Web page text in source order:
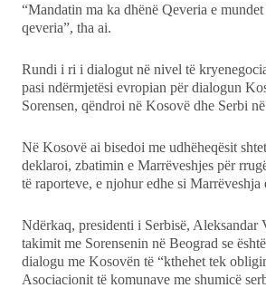
“Mandatin ma ka dhënë Qeveria e mundet
qeveria”, tha ai.
Rundi i ri i dialogut në nivel të
pasi ndërmjetësi evropian për dialogun
Sorensen, qëndroi në Kosovë dhe Serbi
Në Kosovë ai bisedoi me udhëheqësit
deklaroi, zbatimin e Marrëveshjes për
të raporteve, e njohur edhe si Marrëveshja
Ndërkaq, presidenti i Serbisë, Aleksandar
takimit me Sorensenin në Beograd se
dialogu me Kosovën të “kthehet tek
Asociacionit të komunave me shumicë